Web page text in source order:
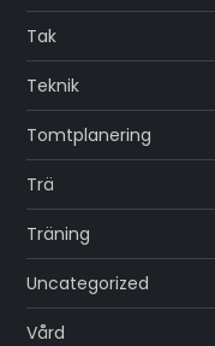
Tak
Teknik
Tomtplanering
Trä
Träning
Uncategorized
Vård